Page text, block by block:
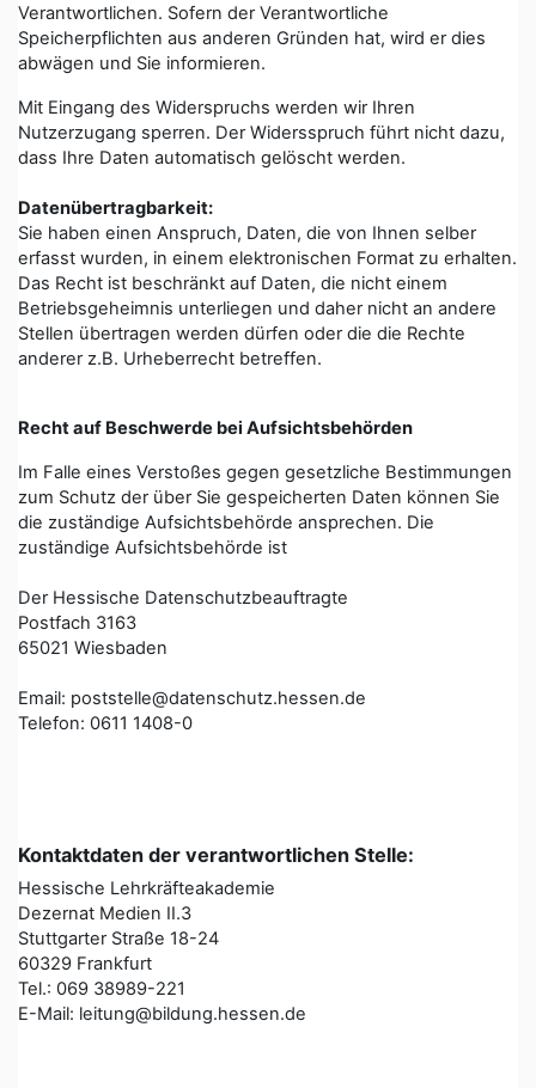
Verantwortlichen. Sofern der Verantwortliche
Speicherpflichten aus anderen Gründen hat, wird er dies
abwägen und Sie informieren.
Mit Eingang des Widerspruchs werden wir Ihren
Nutzerzugang sperren. Der Widersspruch führt nicht dazu,
dass Ihre Daten automatisch gelöscht werden.
Datenübertragbarkeit:
Sie haben einen Anspruch, Daten, die von Ihnen selber
erfasst wurden, in einem elektronischen Format zu erhalten.
Das Recht ist beschränkt auf Daten, die nicht einem
Betriebsgeheimnis unterliegen und daher nicht an andere
Stellen übertragen werden dürfen oder die die Rechte
anderer z.B. Urheberrecht betreffen.
Recht auf Beschwerde bei Aufsichtsbehörden
Im Falle eines Verstoßes gegen gesetzliche Bestimmungen
zum Schutz der über Sie gespeicherten Daten können Sie
die zuständige Aufsichtsbehörde ansprechen. Die
zuständige Aufsichtsbehörde ist
Der Hessische Datenschutzbeauftragte
Postfach 3163
65021 Wiesbaden
Email: poststelle@datenschutz.hessen.de
Telefon: 0611 1408-0
Kontaktdaten der verantwortlichen Stelle:
Hessische Lehrkräfteakademie
Dezernat Medien II.3
Stuttgarter Straße 18-24
60329 Frankfurt
Tel.: 069 38989-221
E-Mail: leitung@bildung.hessen.de